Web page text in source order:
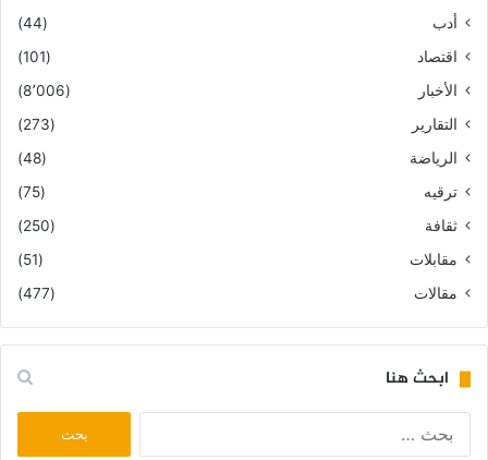
أدب
(44)
اقتصاد
(101)
الأخبار
(8٬006)
التقارير
(273)
الرياضة
(48)
ترقيه
(75)
ثقافة
(250)
مقابلات
(51)
مقالات
(477)
ابحث هنا